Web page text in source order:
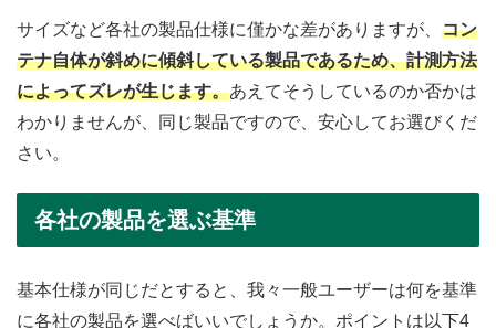
サイズなど各社の製品仕様に僅かな差がありますが、 コン
テナ自体が斜めに傾斜している製品であるため、計測方法
によってズレが生じます。あえてそうしているのか否かは
わかりませんが、同じ製品ですので、安心してお選びくだ
さい。
各社の製品を選ぶ基準
基本仕様が同じだとすると、我々一般ユーザーは何を基準
に各社の製品を選べばいいでしょうか。ポイントは以下4